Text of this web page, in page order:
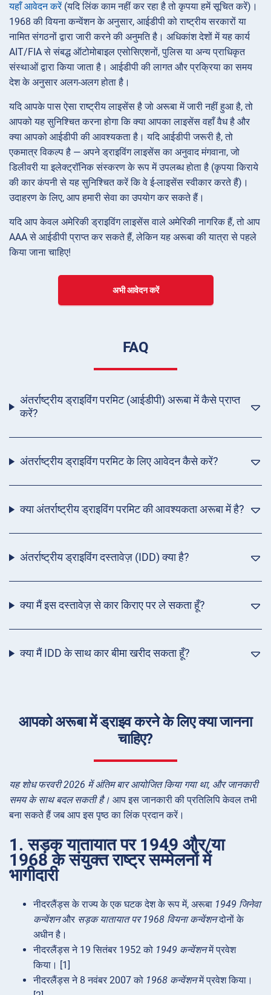
यहाँ आवेदन करें(यदि लिंक काम नहीं कर रहा है तो कृपया हमें सूचित करें)।
1968 की वियना कन्वेंशन के अनुसार, आईडीपी को राष्ट्रीय सरकारों या
नामित संगठनों द्वारा जारी करने की अनुमति है। अधिकांश देशों में यह कार्य
AIT/FIA से संबद्ध ऑटोमोबाइल एसोसिएशनों, पुलिस या अन्य प्राधिकृत
संस्थाओं द्वारा किया जाता है। आईडीपी की लागत और प्रक्रिया का समय
देश के अनुसार अलग-अलग होता है।
यदि आपके पास ऐसा राष्ट्रीय लाइसेंस है जो अरूबा में जारी नहीं हुआ है, तो
आपको यह सुनिश्चित करना होगा कि क्या आपका लाइसेंस वहाँ वैध है और
क्या आपको आईडीपी की आवश्यकता है। यदि आईडीपी जरूरी है, तो
एकमात्र विकल्प है — अपने ड्राइविंग लाइसेंस का अनुवाद मंगवाना, जो
डिलीवरी या इलेक्ट्रॉनिक संस्करण के रूप में उपलब्ध होता है (कृपया किराये
की कार कंपनी से यह सुनिश्चित करें कि वे ई-लाइसेंस स्वीकार करते हैं)।
उदाहरण के लिए, आप हमारी सेवा का उपयोग कर सकते हैं।
यदि आप केवल अमेरिकी ड्राइविंग लाइसेंस वाले अमेरिकी नागरिक हैं, तो आप
AAA से आईडीपी प्राप्त कर सकते हैं, लेकिन यह अरूबा की यात्रा से पहले
किया जाना चाहिए!
अभी आवेदन करें
FAQ
अंतर्राष्ट्रीय ड्राइविंग परमिट (आईडीपी) अरूबा में कैसे प्राप्त
करें?
अंतर्राष्ट्रीय ड्राइविंग परमिट के लिए आवेदन कैसे करें?
क्या अंतर्राष्ट्रीय ड्राइविंग परमिट की आवश्यकता अरूबा में है?
अंतर्राष्ट्रीय ड्राइविंग दस्तावेज़ (IDD) क्या है?
क्या मैं इस दस्तावेज़ से कार किराए पर ले सकता हूँ?
क्या मैं IDD के साथ कार बीमा खरीद सकता हूँ?
आपको अरूबा में ड्राइव करने के लिए क्या जानना
चाहिए?
यह शोध फरवरी 2026 में अंतिम बार आयोजित किया गया था, और जानकारी
समय के साथ बदल सकती है। आप इस जानकारी की प्रतिलिपि केवल तभी
बना सकते हैं जब आप इस पृष्ठ का लिंक प्रदान करें।
1. सड़क यातायात पर 1949 और/या
1968 के संयुक्त राष्ट्र सम्मेलनों में
भागीदारी
नीदरलैंड्स के राज्य के एक घटक देश के रूप में, अरूबा 1949 जिनेवा
कन्वेंशनऔर सड़क यातायात पर 1968 वियना कन्वेंशनदोनों के
अधीन है।
नीदरलैंड्स ने 19 सितंबर 1952 को 1949 कन्वेंशनमें प्रवेश
किया। [1]
नीदरलैंड्स ने 8 नवंबर 2007 को 1968 कन्वेंशनमें प्रवेश किया।